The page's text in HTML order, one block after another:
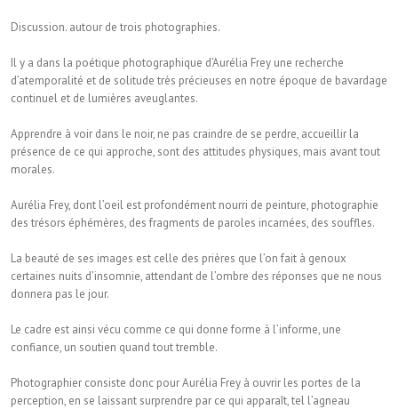
Discussion. autour de trois photographies.
Il y a dans la poétique photographique d’Aurélia Frey une recherche
d’atemporalité et de solitude très précieuses en notre époque de bavardage
continuel et de lumières aveuglantes.
Apprendre à voir dans le noir, ne pas craindre de se perdre, accueillir la
présence de ce qui approche, sont des attitudes physiques, mais avant tout
morales.
Aurélia Frey, dont l’oeil est profondément nourri de peinture, photographie
des trésors éphémères, des fragments de paroles incarnées, des souffles.
La beauté de ses images est celle des prières que l’on fait à genoux
certaines nuits d’insomnie, attendant de l’ombre des réponses que ne nous
donnera pas le jour.
Le cadre est ainsi vécu comme ce qui donne forme à l’informe, une
confiance, un soutien quand tout tremble.
Photographier consiste donc pour Aurélia Frey à ouvrir les portes de la
perception, en se laissant surprendre par ce qui apparaît, tel l’agneau